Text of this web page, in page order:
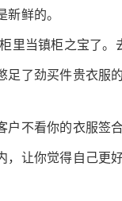
新鲜的。
里当镇柜之宝了。
足了劲买件贵衣服
不看你的衣服签
，让你觉得自己更